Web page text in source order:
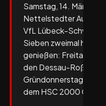
Samstag, 14. März, 18
Nettelstedter
VfL Lübeck-
Sieben zweimal
genießen: Freitag, 27.
den Dessau-Roßlauer
Gründonnerstag, 2.
dem HSC 2000 Coburg.